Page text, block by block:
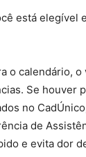
está elegível
o calendário,
Se houver
no
de
e evita dor